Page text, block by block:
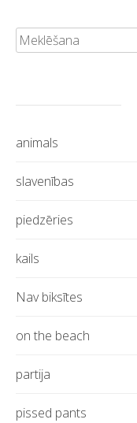
Meklēt:
animals
slavenības
piedzēries
kails
Nav biksītes
on the beach
partija
pissed pants